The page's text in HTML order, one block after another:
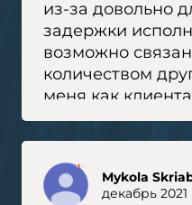
из-за довольно
задержки
возможно
количеством
меня как
должно.
выполняли
своей задачей
Mykola
декабрь 2021